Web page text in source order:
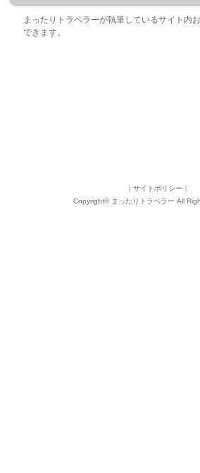
まったりトラベラーが執筆しているサイト内
できます。
｜ サイトポリシー ｜
Copyright© まったりトラベラー All